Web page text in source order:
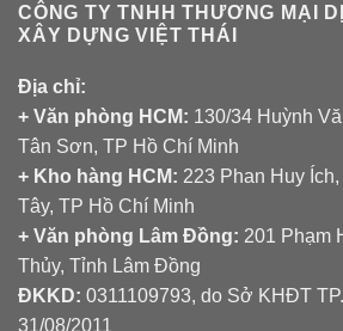
CÔNG TY TNHH THƯƠNG MẠI
XÂY DỰNG VIỆT THÁI
Địa chỉ:
+ Văn phòng HCM: 130/34 Huỳnh
Tân Sơn, TP Hồ Chí Minh
+ Kho hàng HCM: 223 Phan Huy
Tây, TP Hồ Chí Minh
+ Văn phòng Lâm Đồng: 201 Phạm
Thủy, Tỉnh Lâm Đồng
ĐKKD: 0311109793, do Sở KHĐT
31/08/2011